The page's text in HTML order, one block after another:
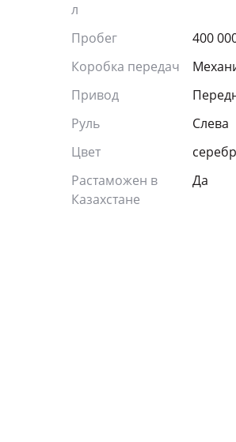
л
Пробег
400
Коробка передач
Привод
Руль
Слева
Цвет
Растаможен в
Казахстане
Да